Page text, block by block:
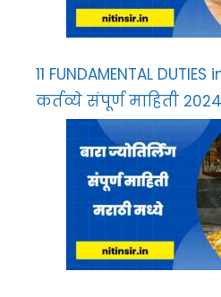
11 FUNDAMENTAL
कर्तव्ये संपूर्ण माहिती 2024